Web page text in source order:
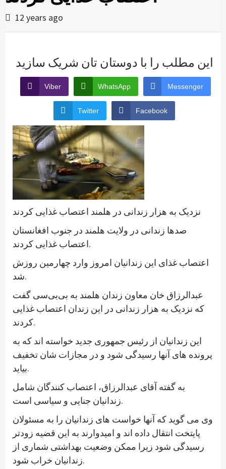
12 years ago
این مطلب را با دوستان تان شریک سازید
Viber WhatsApp Messenger
Twitter Facebook
نزدیک به هزار زندانی در هلمند اعتصاب غذایی کردند
صدها زندانی در ولایت هلمند در جنوب افغانستان
اعتصاب غذایی کردند.
اعتصاب غذای این زندانیان امروز وارد چهارمین روزش
شد.
عبدالرزاق خان معاون زندان هلمند به بی‌بی‌سی گفت
که نزدیک به هزار زندانی در این زندان اعتصاب غذایی
کردند.
این زندانیان از رئیس جمهوری جدید خواسته اند که به
پرونده های آنها رسیدگی شود و در مجازات شان تخفیف
بیاید.
به گفته آقای عبدالرزاق، اعتصاب کنندگان شامل
زندانیان جنایی و سیاسی است.
وی می گوید که آنها خواست های زندانیان را به مسئولان
پایتخت انتقال داده اند و امیدوارند به این قضیه زودتر
رسیدگی شود زیرا ممکن وضعیت بهداشتی شماری از
زندانیان خراب شود.